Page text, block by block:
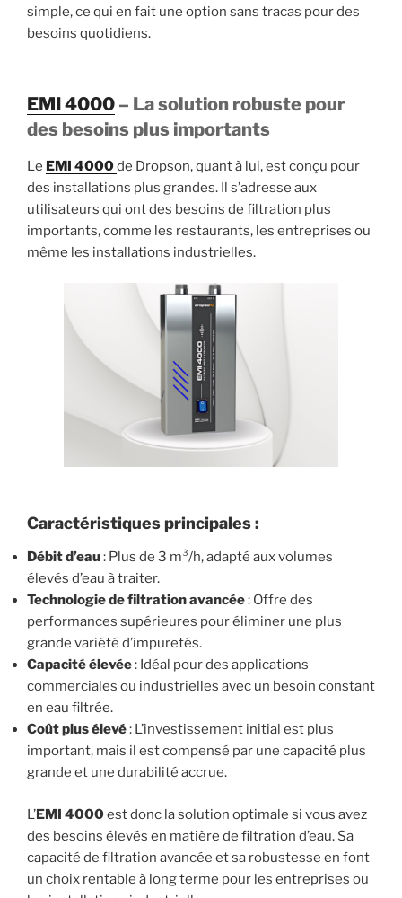
simple, ce qui en fait une option sans tracas pour des
besoins quotidiens.
EMI 4000 – La solution robuste pour
des besoins plus importants
Le EMI 4000de Dropson, quant à lui, est conçu pour
des installations plus grandes. Il s’adresse aux
utilisateurs qui ont des besoins de filtration plus
importants, comme les restaurants, les entreprises ou
même les installations industrielles.
Caractéristiques principales :
Débit d’eau: Plus de 3 m³/h, adapté aux volumes
élevés d’eau à traiter.
Technologie de filtration avancée: Offre des
performances supérieures pour éliminer une plus
grande variété d’impuretés.
Capacité élevée: Idéal pour des applications
commerciales ou industrielles avec un besoin constant
en eau filtrée.
Coût plus élevé: L’investissement initial est plus
important, mais il est compensé par une capacité plus
grande et une durabilité accrue.
L’EMI 4000est donc la solution optimale si vous avez
des besoins élevés en matière de filtration d’eau. Sa
capacité de filtration avancée et sa robustesse en font
un choix rentable à long terme pour les entreprises ou